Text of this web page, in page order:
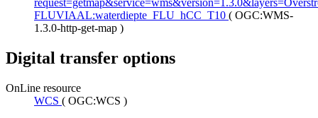
FLUVIAAL:waterdiepte_FLU_hCC_T10 ( OGC:WMS-
1.3.0-http-get-map )
Digital transfer options
OnLine resource
WCS ( OGC:WCS )